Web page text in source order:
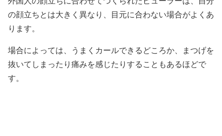
の顔立ちとは大きく異なり、目元に合わない場合がよくあ
ります。
場合によっては、うまくカールできるどころか、まつげを
抜いてしまったり痛みを感じたりすることもあるほどで
す。